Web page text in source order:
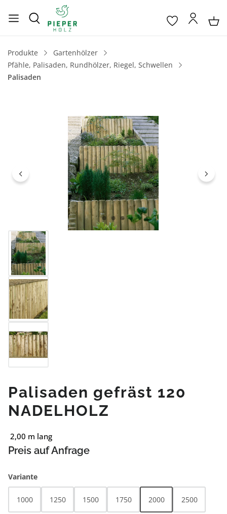
Produkte
Gartenhölzer
Pfähle, Palisaden, Rundhölzer, Riegel, Schwellen
Palisaden
Bildergalerie überspringen
Palisaden gefräst 120
NADELHOLZ
2,00 m lang
Preis auf Anfrage
Varianteauswählen
1000 1250 1500 1750 2000 2500